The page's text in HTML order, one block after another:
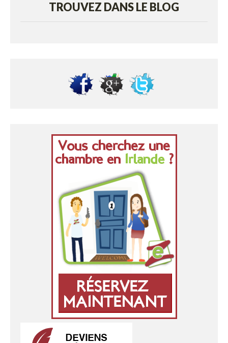
TROUVEZ DANS LE BLOG